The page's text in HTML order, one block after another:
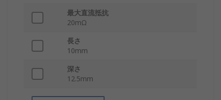
最大直流抵抗
20mΩ
長さ
10mm
深さ
12.5mm